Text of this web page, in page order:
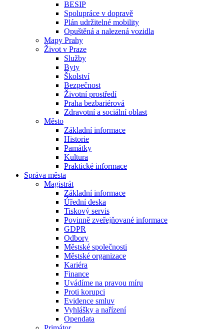
BESIP
Spolupráce v dopravě
Plán udržitelné mobility
Opuštěná a nalezená vozidla
Mapy Prahy
Život v Praze
Služby
Byty
Školství
Bezpečnost
Životní prostředí
Praha bezbariérová
Zdravotní a sociální oblast
Město
Základní informace
Historie
Památky
Kultura
Praktické informace
Správa města
Magistrát
Základní informace
Úřední deska
Tiskový servis
Povinně zveřejňované informace
GDPR
Odbory
Městské společnosti
Městské organizace
Kariéra
Finance
Uvádíme na pravou míru
Proti korupci
Evidence smluv
Vyhlášky a nařízení
Opendata